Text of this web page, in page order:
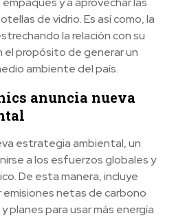
de vidrio. Es así como, la
la relación con su
el propósito de generar un
ambiente del país.
anuncia nueva
estrategia ambiental, un
a los esfuerzos globales y
De esta manera, incluye
emisiones netas de carbono
planes para usar más energía